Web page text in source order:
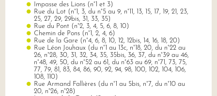
Impasse des Lions (n°1 et 3)
Rue du Lot (n°1, 3, du n°5 au 9, n°11, 13, 15, 17, 19, 21, 23,
25, 27, 29, 29bis, 31, 33, 35)
Rue du Pont (n°2, 3, 4, 5, 6, 8, 10)
Chemin de Pons (n°1, 2, 4, 6)
Rue de la Gare (n°4, 6, 8, 10, 12, 12bis, 14, 16, 18, 20)
Rue Léon Jouhaux (du n°1 au 13c, n°18, 20, du n°22 au
26, n°28, 30, 31, 32, 34, 35, 35bis, 36, 37, du n°39 au 46,
n°48, 49, 50, du n°52 au 61, du n°63 au 69, n°71, 73, 75,
77, 79, 81, 83, 84, 86, 90, 92, 94, 98, 100, 102, 104, 106,
108, 110)
Rue Armand Fallières (du n°1 au 5bis, n°7, du n°10 au
20, n°26, n°28)